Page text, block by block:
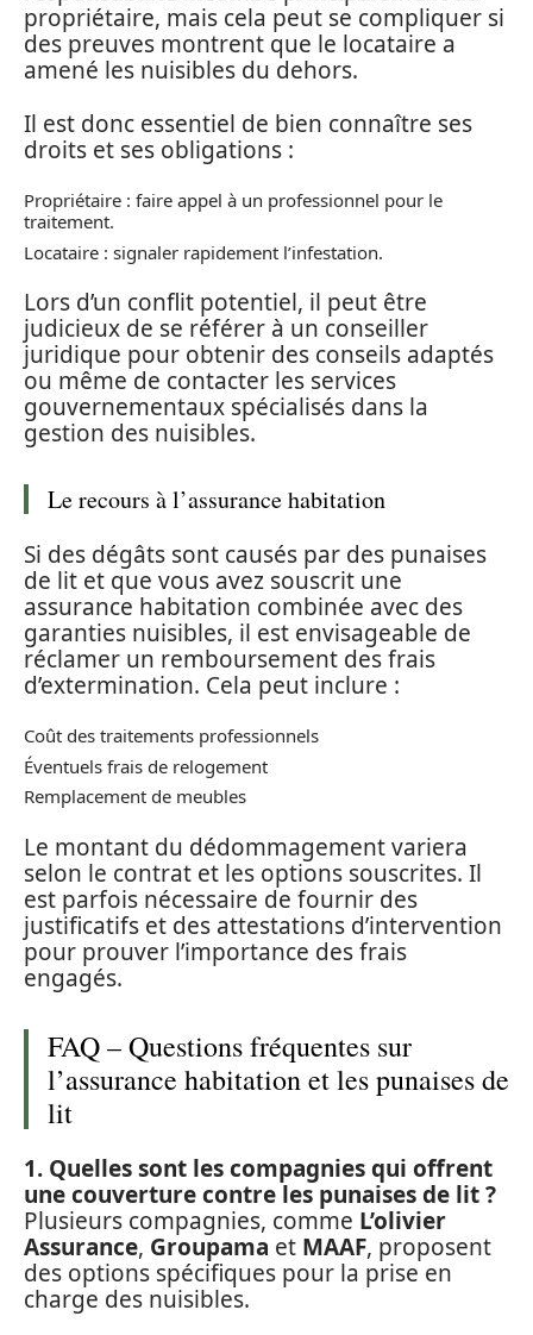
propriétaire, mais cela peut se compliquer si
des preuves montrent que le locataire a
amené les nuisibles du dehors.
Il est donc essentiel de bien connaître ses
droits et ses obligations :
Propriétaire : faire appel à un professionnel pour le
traitement.
Locataire : signaler rapidement l’infestation.
Lors d’un conflit potentiel, il peut être
judicieux de se référer à un conseiller
juridique pour obtenir des conseils adaptés
ou même de contacter les services
gouvernementaux spécialisés dans la
gestion des nuisibles.
Le recours à l’assurance habitation
Si des dégâts sont causés par des punaises
de lit et que vous avez souscrit une
assurance habitation combinée avec des
garanties nuisibles, il est envisageable de
réclamer un remboursement des frais
d’extermination. Cela peut inclure :
Coût des traitements professionnels
Éventuels frais de relogement
Remplacement de meubles
Le montant du dédommagement variera
selon le contrat et les options souscrites. Il
est parfois nécessaire de fournir des
justificatifs et des attestations d’intervention
pour prouver l’importance des frais
engagés.
FAQ – Questions fréquentes sur
l’assurance habitation et les punaises de
lit
1. Quelles sont les compagnies qui offrent
une couverture contre les punaises de lit ?
Plusieurs compagnies, comme L’olivier
Assurance, Groupama et MAAF, proposent
des options spécifiques pour la prise en
charge des nuisibles.